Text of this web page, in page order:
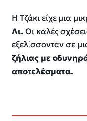
Η Τζάκι είχε μια
Λι. Οι καλές
εξελίσσονταν σε
ζήλιας με
αποτελέσματα.